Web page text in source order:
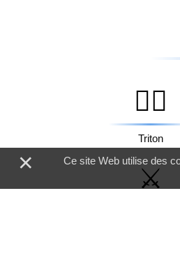
🧜‍♂️
Triton
⚔️
× Ce site Web utilise des